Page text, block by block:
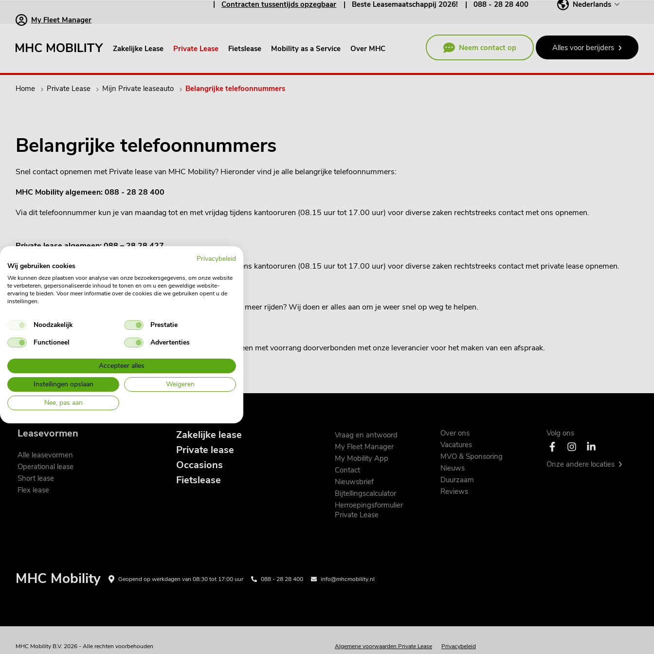
Contracten tussentijds opzegbaar Beste Leasemaatschappij 2026! 088 - 28 28 400
Nederlands
My Fleet Manager
Zakelijke Lease Private Lease Fietslease Mobility as a Service Over MHC Neem contact op Alles voor berijders
Home Private Lease Mijn Private leaseauto Belangrijke telefoonnummers
Belangrijke telefoonnummers
Snel contact opnemen met Private lease van MHC Mobility? Hieronder vind je alle belangrijke telefoonnummers:
MHC Mobility algemeen: 088 - 28 28 400
Via dit telefoonnummer kun je van maandag tot en met vrijdag tijdens kantooruren (08.15 uur tot 17.00 uur) voor diverse zaken rechtstreeks contact met ons opnemen.
Private lease algemeen: 088 – 28 28 427
Via dit telefoonnummer kun je van maandag tot en met vrijdag tijdens kantooruren (08.15 uur tot 17.00 uur) voor diverse zaken rechtstreeks contact met private lease opnemen.
Pechhulp (binnen- en buitenland): 088 - 28 28 499
Heb je in Nederland pech onderweg of kun je vanwege schade niet meer rijden? Wij doen er alles aan om je weer snel op weg te helpen.
Ruitschade: 088 - 28 28 491
Heb je ruitschade? Bel het bovenstaande nummer en je wordt meteen met voorrang doorverbonden met onze leverancier voor het maken van een afspraak.
Leasevormen
Alle leasevormen
Operational lease
Short lease
Flex lease
Zakelijke lease
Private lease
Occasions
Fietslease
Vraag en antwoord
My Fleet Manager
My Mobility App
Contact
Nieuwsbrief
Bijtellingscalculator
Herroepingsformulier
Private Lease
Over ons
Vacatures
MVO & Sponsoring
Nieuws
Duurzaam
Reviews
Volg ons
Onze andere locaties
MHC Mobility Geopend op werkdagen van 08:30 tot 17:00 uur 088 - 28 28 400 info@mhcmobility.nl
MHC Mobility B.V. 2026 - Alle rechten voorbehouden Algemene voorwaarden Private Lease Privacybeleid
Privacybeleid
Wij gebruiken cookies
We kunnen deze plaatsen voor analyse van onze bezoekersgegevens, om onze website
te verbeteren, gepersonaliseerde inhoud te tonen en om u een geweldige website-
ervaring te bieden. Voor meer informatie over de cookies die we gebruiken opent u de
instellingen.
Noodzakelijk
Prestatie
Functioneel
Advertenties
Accepteer alles
Instellingen opslaan
Weigeren
Nee, pas aan